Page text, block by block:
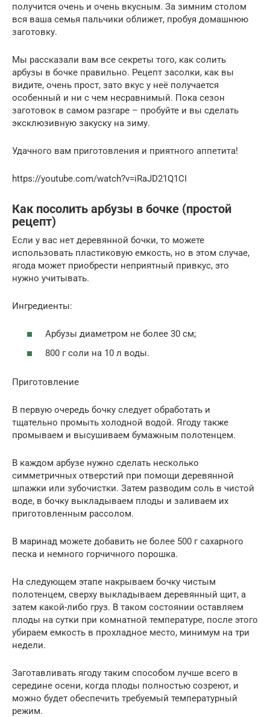
получится очень и очень вкусным. За зимним столом
вся ваша семья пальчики оближет, пробуя домашнюю
заготовку.
Мы рассказали вам все секреты того, как солить
арбузы в бочке правильно. Рецепт засолки, как вы
видите, очень прост, зато вкус у неё получается
особенный и ни с чем несравнимый. Пока сезон
заготовок в самом разгаре – пробуйте и вы сделать
эксклюзивную закуску на зиму.
Удачного вам приготовления и приятного аппетита!
https://youtube.com/watch?v=iRaJD21Q1CI
Как посолить арбузы в бочке (простой
рецепт)
Если у вас нет деревянной бочки, то можете
использовать пластиковую емкость, но в этом случае,
ягода может приобрести неприятный привкус, это
нужно учитывать.
Ингредиенты:
Арбузы диаметром не более 30 см;
800 г соли на 10 л воды.
Приготовление
В первую очередь бочку следует обработать и
тщательно промыть холодной водой. Ягоду также
промываем и высушиваем бумажным полотенцем.
В каждом арбузе нужно сделать несколько
симметричных отверстий при помощи деревянной
шпажки или зубочистки. Затем разводим соль в чистой
воде, в бочку выкладываем плоды и заливаем их
приготовленным рассолом.
В маринад можете добавить не более 500 г сахарного
песка и немного горчичного порошка.
На следующем этапе накрываем бочку чистым
полотенцем, сверху выкладываем деревянный щит, а
затем какой-либо груз. В таком состоянии оставляем
плоды на сутки при комнатной температуре, после этого
убираем емкость в прохладное место, минимум на три
недели.
Заготавливать ягоду таким способом лучше всего в
середине осени, когда плоды полностью созреют, и
можно будет обеспечить требуемый температурный
режим.